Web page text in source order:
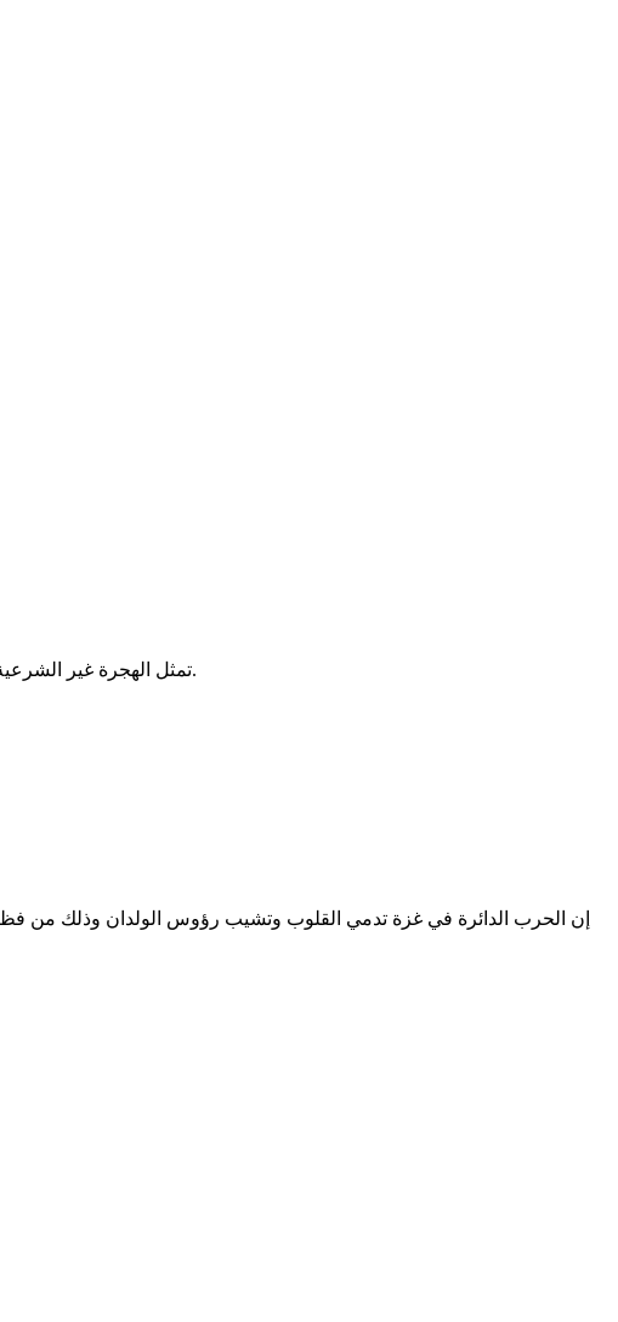
تمثل الهجرة غير الشرعية كابوسا يؤرق الدول ويهدد الأمن والتنمية وقد انشغلت الدول بظاهرة الهجرة وشرعت في وضع الخطط والإستراتيجيات للتصدي لها.
إن الحرب الدائرة في غزة تدمي القلوب وتشيب رؤوس الولدان وذلك من فظاعة